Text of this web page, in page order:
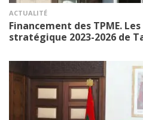
ACTUALITÉ
Financement des TPME.
stratégique 2023-2026 de